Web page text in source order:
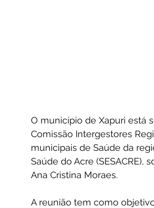
O município de Xapuri está
Comissão Intergestores
municipais de Saúde da
Saúde do Acre (SESACRE),
Ana Cristina Moraes.
A reunião tem como